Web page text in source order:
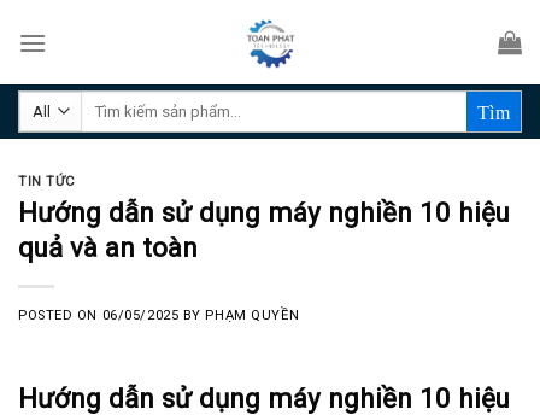
Tìm
TIN TỨC
Hướng dẫn sử dụng máy nghiền 10 hiệu
quả và an toàn
POSTED ON 06/05/2025 BYPHẠM QUYỀN
Hướng dẫn sử dụng máy nghiền 10 hiệu